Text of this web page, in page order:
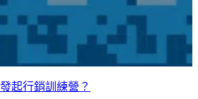
起行銷訓練營？